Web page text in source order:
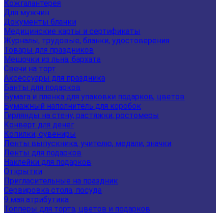
Кожгалантерея
Для мужчин
Документы бланки
Медицинские карты и сертификаты
Журналы, трудовые, бланки, удостоверения
Товары для праздников
Мешочки из льна, бархата
Свечи на торт
Аксессуары для праздника
Банты для подарков
Бумага и пленка для упаковки подарков, цветов
Бумажный наполнитель для коробок
Гирлянды на стену, растяжки, ростомеры
Конверт для денег
Копилки, сувениры
Ленты выпускника, учителю, медали, значки
Ленты для подарков
Наклейки для подарков
Открытки
Пригласительные на праздник
Сервировка стола, посуда
9 мая атрибутика
Топперы для торта, цветов и подарков